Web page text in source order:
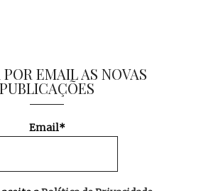
EMAIL AS NOVAS
PUBLICAÇÕES
Email*